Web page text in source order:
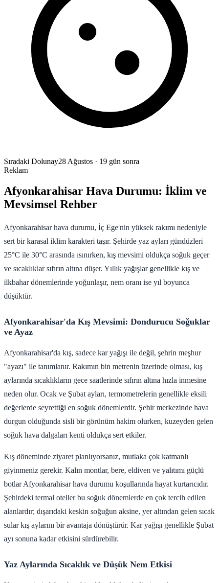
Sıradaki Dolunay28 Ağustos · 19 gün sonra
Reklam
Afyonkarahisar Hava Durumu: İklim ve
Mevsimsel Rehber
Afyonkarahisar hava durumu, İç Ege'nin yüksek rakımı nedeniyle
sert bir karasal iklim karakteri taşır. Şehirde yaz ayları gündüzleri
25°C ile 30°C arasında ısınırken, kış mevsimi oldukça soğuk geçer
ve sıcaklıklar sıfırın altına düşer. Yıllık yağışlar genellikle kış ve
ilkbahar dönemlerinde yoğunlaşır, nem oranı ise yıl boyunca
düşüktür.
Afyonkarahisar'da Kış Mevsimi: Dondurucu Soğuklar
ve Ayaz
Afyonkarahisar'da kış, sadece kar yağışı ile değil, şehrin meşhur
"ayazı" ile tanımlanır. Rakımın bin metrenin üzerinde olması, kış
aylarında sıcaklıkların gece saatlerinde sıfırın altına hızla inmesine
neden olur. Ocak ve Şubat ayları, termometrelerin genellikle eksili
değerlerde seyrettiği en soğuk dönemlerdir. Şehir merkezinde hava
durgun olduğunda sisli bir görünüm hakim olurken, kuzeyden gelen
soğuk hava dalgaları kenti oldukça sert etkiler.
Kış döneminde ziyaret planlıyorsanız, mutlaka çok katmanlı
giyinmeniz gerekir. Kalın montlar, bere, eldiven ve yalıtımı güçlü
botlar Afyonkarahisar hava durumu koşullarında hayat kurtarıcıdır.
Şehirdeki termal oteller bu soğuk dönemlerde en çok tercih edilen
alanlardır; dışarıdaki keskin soğuğun aksine, yer altından gelen sıcak
sular kış aylarını bir avantaja dönüştürür. Kar yağışı genellikle Şubat
ayı sonuna kadar etkisini sürdürebilir.
Yaz Aylarında Sıcaklık ve Düşük Nem Etkisi